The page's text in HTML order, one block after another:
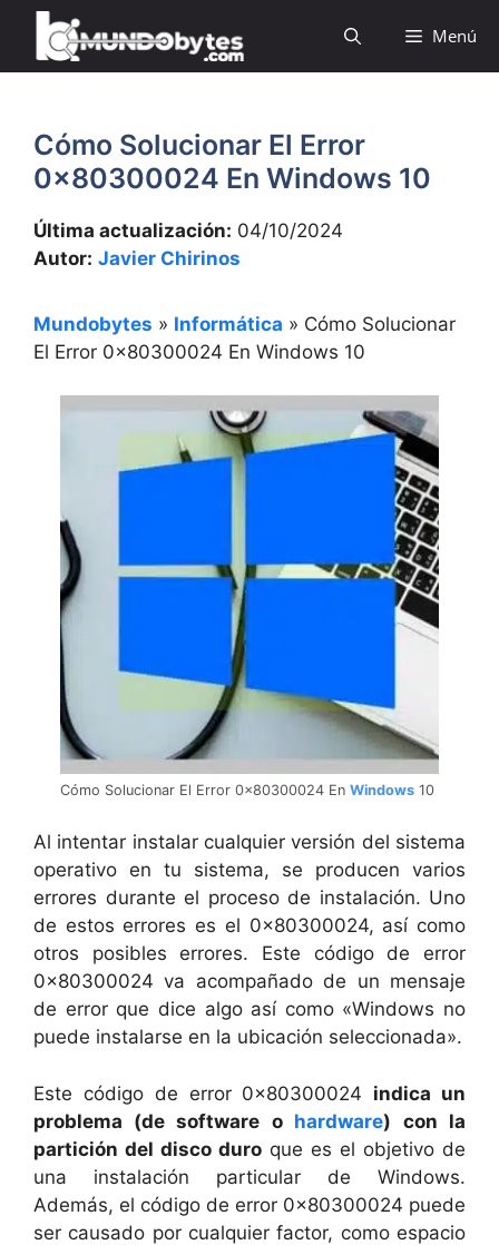
Saltar
contenido
Menú
Cómo Solucionar El Error
0x80300024 En Windows 10
Última actualización: 04/10/2024
Autor: Javier Chirinos
Mundobytes » Informática » Cómo Solucionar
El Error 0x80300024 En Windows 10
Cómo Solucionar El Error 0x80300024 En Windows 10
Al intentar instalar cualquier versión del sistema
operativo en tu sistema, se producen varios
errores durante el proceso de instalación. Uno
de estos errores es el 0x80300024, así como
otros posibles errores. Este código de error
0x80300024 va acompañado de un mensaje
de error que dice algo así como «Windows no
puede instalarse en la ubicación seleccionada».
Este código de error 0x80300024 indica un
problema (de software o hardware) con la
partición del disco duro que es el objetivo de
una instalación particular de Windows.
Además, el código de error 0x80300024 puede
ser causado por cualquier factor, como espacio